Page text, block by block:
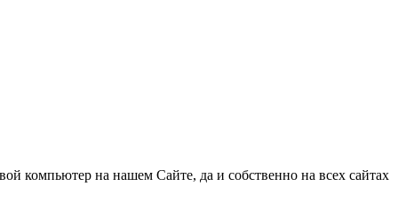
компьютер на нашем Сайте, да и собственно на всех сайтах